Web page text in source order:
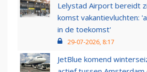
Lelystad Airport bereidt
komst vakantievluchten:
in de toekomst'
29-07-2026, 8:17
JetBlue komend